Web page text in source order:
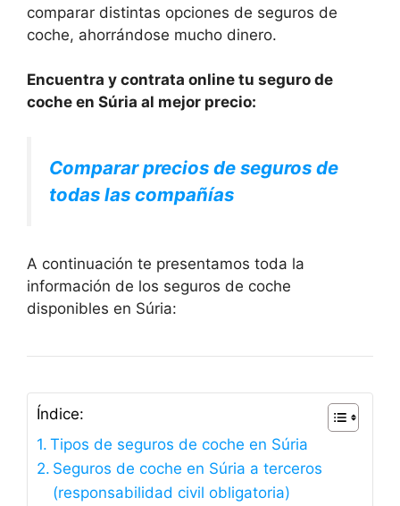
comparar distintas opciones de seguros de
coche, ahorrándose mucho dinero.
Encuentra y contrata online tu seguro de
coche en Súria al mejor precio:
Comparar precios de seguros de
todas las compañías
A continuación te presentamos toda la
información de los seguros de coche
disponibles en Súria:
Índice:
Tipos de seguros de coche en Súria
Seguros de coche en Súria a terceros
(responsabilidad civil obligatoria)